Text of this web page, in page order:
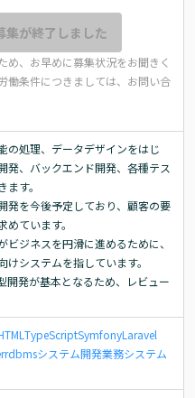
集が終了しました
め、お早めに募集状況をお聞きく
働条件につきましては、お問い合
の処理、データデザインをはじ
発、バックエンド開発、各種テス
す。
発を今後予定しており、顧客の要
ています。
ビジネスを円滑に進めるために、
けシステムを指しています。
開発が基本となるため、レビュー
TypeScriptSymfonyLaravel
rdbmsシステム開発業務システム